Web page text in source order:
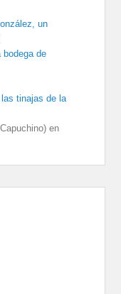
un
bodega de
tinajas de la
en